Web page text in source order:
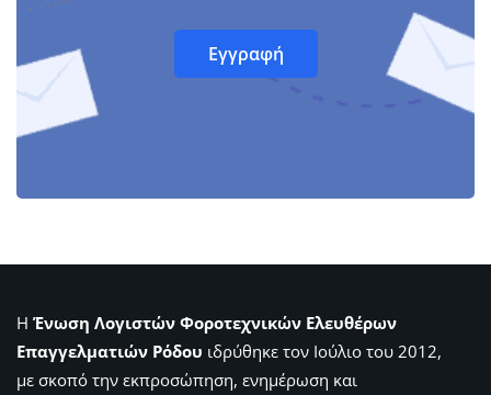
Η Ένωση Λογιστών Φοροτεχνικών Ελευθέρων
Επαγγελματιών Ρόδου ιδρύθηκε τον Ιούλιο του 2012,
με σκοπό την εκπροσώπηση, ενημέρωση και